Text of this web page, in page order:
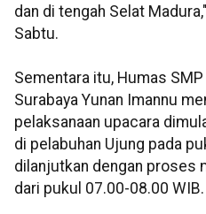
dan di tengah Selat
Sabtu.
Sementara itu, Humas
Surabaya Yunan Imannu
pelaksanaan upacara
di pelabuhan Ujung pada
dilanjutkan dengan proses
dari pukul 07.00-08.00 WIB.